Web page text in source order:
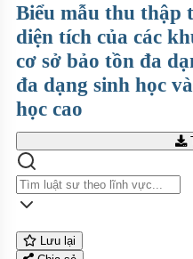
Biểu mẫu thu thập
diện tích của các
cơ sở bảo tồn đa
đa dạng sinh học
học cao
Lưu lại